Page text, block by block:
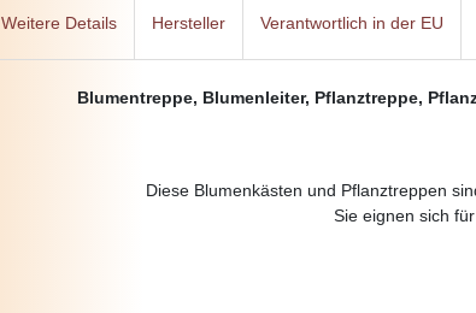
Weitere Details Hersteller Verantwortlich in der EU
Blumentreppe, Blumenleiter, Pflanztreppe,
Diese Blumenkästen und Pflanztreppen
Sie eignen sich